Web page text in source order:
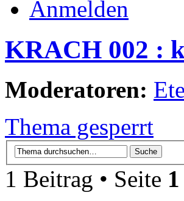
Anmelden
KRACH 002 :
Moderatoren:
Thema gesperrt
1 Beitrag • Seite 1